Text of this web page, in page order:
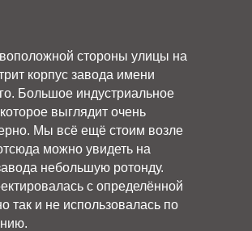
стороны улицы на
корпус завода имени
Большое индустриальное
выглядит очень
Мы всё ещё стоим возле
можно увидеть на
небольшую ротонду.
с определённой
так и не использовалась по